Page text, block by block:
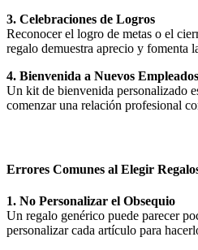
3. Celebraciones de Logros
Reconocer el logro de metas o el
regalo demuestra aprecio y fomenta
4. Bienvenida a Nuevos
Un kit de bienvenida personalizado
comenzar una relación profesional
Errores Comunes al Elegir
1. No Personalizar el Obsequio
Un regalo genérico puede parecer
personalizar cada artículo para